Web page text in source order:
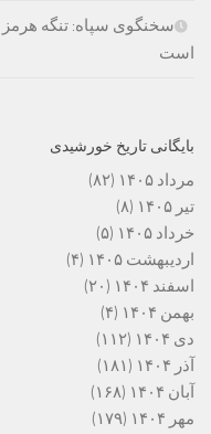
سخنگوی سپاه: تنگه هرمز
است
بایگانی تاریخ خورشیدی
مرداد ۱۴۰۵
(۸۲)
تیر ۱۴۰۵
(۸)
خرداد ۱۴۰۵
(۵)
اردیبهشت ۱۴۰۵
(۴)
اسفند ۱۴۰۴
(۲۰)
بهمن ۱۴۰۴
(۴)
دی ۱۴۰۴
(۱۱۲)
آذر ۱۴۰۴
(۱۸۱)
آبان ۱۴۰۴
(۱۶۸)
مهر ۱۴۰۴
(۱۷۹)